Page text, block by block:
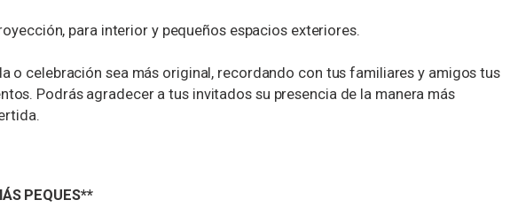
para interior y pequeños espacios exteriores.
o celebración sea más original, recordando con tus familiares y amigos tus
Podrás agradecer a tus invitados su presencia de la manera más
PEQUES**